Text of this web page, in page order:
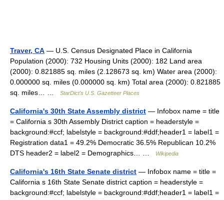
Traver, CA — U.S. Census Designated Place in California
Population (2000): 732 Housing Units (2000): 182 Land area
(2000): 0.821885 sq. miles (2.128673 sq. km) Water area (2000):
0.000000 sq. miles (0.000000 sq. km) Total area (2000): 0.821885
sq. miles… …
StarDict's U.S. Gazetteer Places
California's 30th State Assembly district — Infobox name = title
= California s 30th Assembly District caption = headerstyle =
background:#ccf; labelstyle = background:#ddf;header1 = label1 =
Registration data1 = 49.2% Democratic 36.5% Republican 10.2%
DTS header2 = label2 = Demographics… …
Wikipedia
California's 16th State Senate district — Infobox name = title =
California s 16th State Senate district caption = headerstyle =
background:#ccf; labelstyle = background:#ddf;header1 = label1 =